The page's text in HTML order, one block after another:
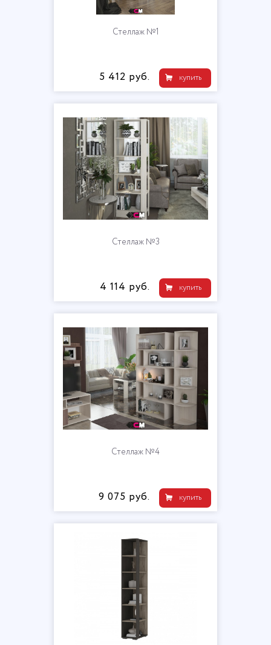
Стеллаж №1
купить
5 412 руб.
Стеллаж №3
купить
4 114 руб.
Стеллаж №4
купить
9 075 руб.